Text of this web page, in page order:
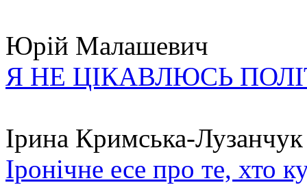
Юрій Малашевич
Я НЕ ЦІКАВЛЮСЬ
Ірина Кримська-Лузанчук
Іронічне есе про те, хто